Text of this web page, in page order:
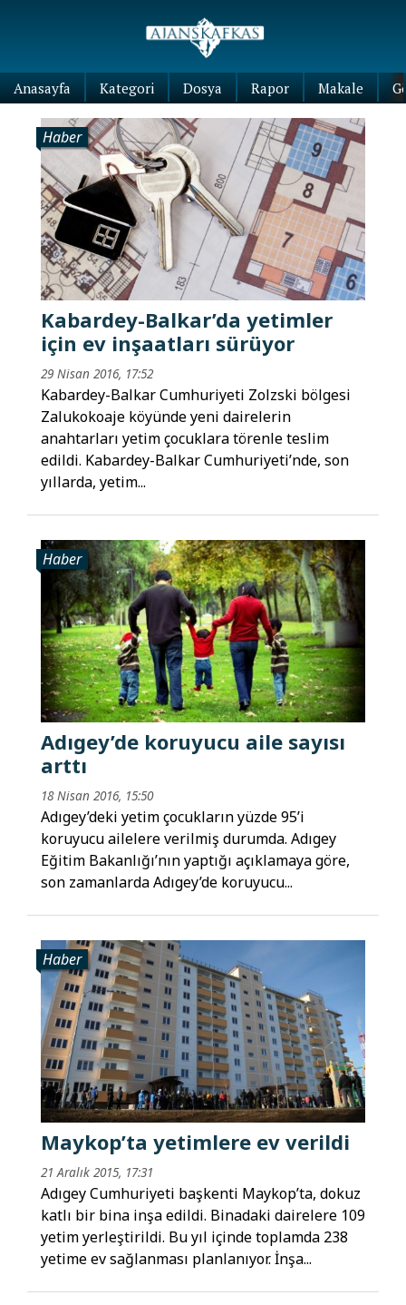
Anasayfa Kategori Dosya Rapor Makale
Haber
Kabardey-Balkar’da yetimler
için ev inşaatları sürüyor
29 Nisan 2016, 17:52
Kabardey-Balkar Cumhuriyeti Zolzski bölgesi
Zalukokoaje köyünde yeni dairelerin
anahtarları yetim çocuklara törenle teslim
edildi. Kabardey-Balkar Cumhuriyeti’nde, son
yıllarda, yetim...
Haber
Adıgey’de koruyucu aile sayısı
arttı
18 Nisan 2016, 15:50
Adıgey’deki yetim çocukların yüzde 95’i
koruyucu ailelere verilmiş durumda. Adıgey
Eğitim Bakanlığı’nın yaptığı açıklamaya göre,
son zamanlarda Adıgey’de koruyucu...
Haber
Maykop’ta yetimlere ev verildi
21 Aralık 2015, 17:31
Adıgey Cumhuriyeti başkenti Maykop’ta, dokuz
katlı bir bina inşa edildi. Binadaki dairelere 109
yetim yerleştirildi. Bu yıl içinde toplamda 238
yetime ev sağlanması planlanıyor. İnşa...